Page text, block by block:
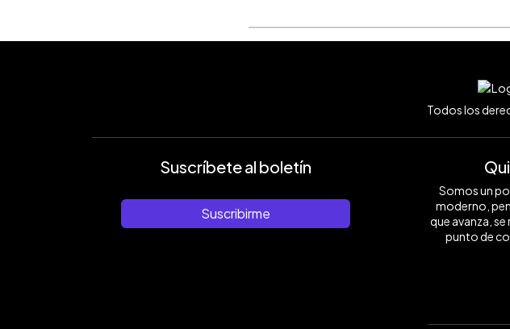
Todos los
Suscríbete al boletín
Suscribirme
Somos un
moderno,
que avanza,
punto de